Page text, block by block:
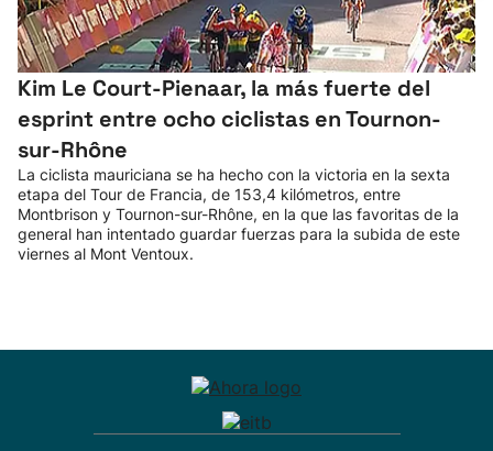
Kim Le Court-Pienaar, la más fuerte del
esprint entre ocho ciclistas en Tournon-
sur-Rhône
La ciclista mauriciana se ha hecho con la victoria en la sexta
etapa del Tour de Francia, de 153,4 kilómetros, entre
Montbrison y Tournon-sur-Rhône, en la que las favoritas de la
general han intentado guardar fuerzas para la subida de este
viernes al Mont Ventoux.